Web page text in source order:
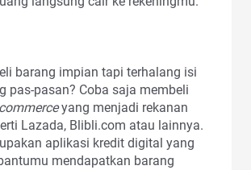
barang impian tapi terhalang isi
pas-pasan? Coba saja membeli
yang menjadi rekanan
Lazada, Blibli.com atau lainnya.
aplikasi kredit digital yang
mendapatkan barang